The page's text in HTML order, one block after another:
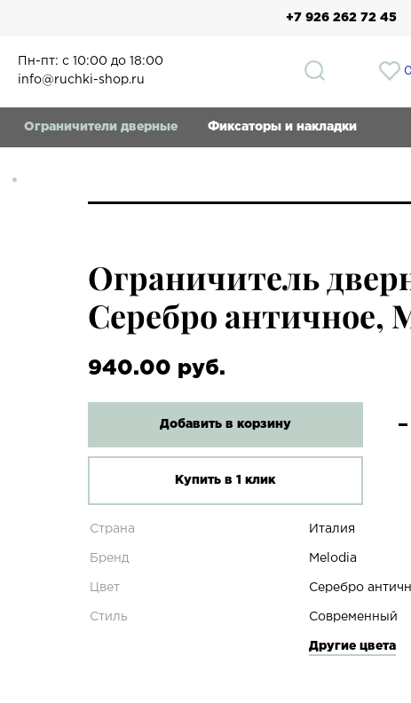
+7 926 262 72 45
Пн-пт: с 10:00 до 18:00
info@ruchki-shop.ru
0
Ограничители дверные Фиксаторы и накладки
Ограничитель
Серебро античное,
940.00 руб.
Добавить в корзину
Купить в 1 клик
Страна Италия
Бренд Melodia
Цвет Серебро
Стиль Современный
Другие цвета